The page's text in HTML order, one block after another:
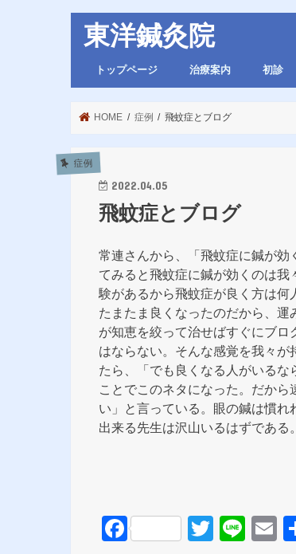
東洋鍼灸院
トップページ 治療案内 初診
HOME 症例 飛蚊症とブログ
症例
2022.04.05
飛蚊症とブログ
常連さんから、「飛蚊症に鍼が効
てみると飛蚊症に鍼が効くのは
験があるから飛蚊症が良く方は何
たまたま良くなったのだから、
が知恵を絞って治せばすぐにブ
はならない。そんな感覚を我々
たら、「でも良くなる人がいるな
ことでこのネタになった。だか
い」と言っている。眼の鍼は慣れ
出来る先生は沢山いるはずである。
F
T
Li
E